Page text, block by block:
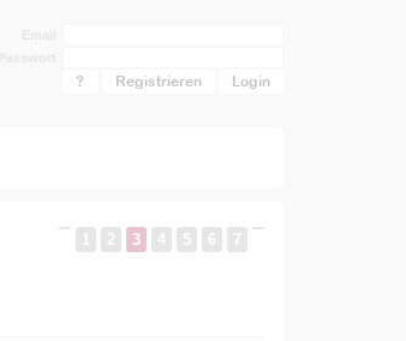
? Registrieren
1 2 3 4 5 6 7